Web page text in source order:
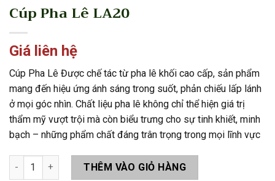
Cúp Pha Lê LA20
Giá liên hệ
Cúp Pha Lê Được chế tác từ pha lê khối cao cấp, sản phẩm
mang đến hiệu ứng ánh sáng trong suốt, phản chiếu lấp lánh
ở mọi góc nhìn. Chất liệu pha lê không chỉ thể hiện giá trị
thẩm mỹ vượt trội mà còn biểu trưng cho sự tinh khiết, minh
bạch – những phẩm chất đáng trân trọng trong mọi lĩnh vực
Cúp Pha Lê LA20 số lượngTHÊM VÀO GIỎ HÀNG